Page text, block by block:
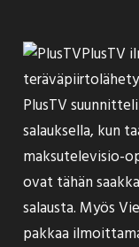
PlusTV
PlusTV
salauksella, kun
maksutelevisio-
ovat tähän
salausta. Myös
pakkaa